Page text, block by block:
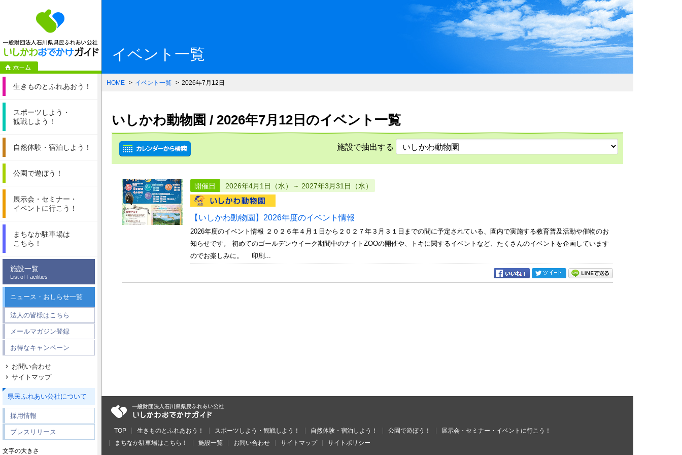
一般財団法人石川県県民ふれあい公社 いしかわおでかけガイド
生きものとふれあおう！
スポーツしよう・
観戦しよう！
自然体験・ 宿泊しよう！
公園で遊ぼう！
展示会・セミナー・
イベントに行こう！
まちなか駐車場は
こちら！
施設一覧
List of Facilities
ニュース・おしらせ一覧
法人の皆様はこちら
メールマガジン登録
お得なキャンペーン
お問い合わせ
サイトマップ
県民ふれあい公社について
採用情報
プレスリリース
文字の大きさ
イベント一覧
HOME イベント一覧 2026年7月12日
いしかわ動物園 / 2026年7月12日のイベント一覧
施設で抽出する
開催日 2026年4月1日（水）～ 2027年3月31日（水）
【いしかわ動物園】2026年度のイベント情報
2026年度のイベント情報 ２０２６年４月１日から２０２７年３月３１日までの間に予定されている、園内で実施する教育普及活動や催物のお
知らせです。 初めてのゴールデンウイーク期間中のナイトZOOの開催や、トキに関するイベントなど、たくさんのイベントを企画しています
のでお楽しみに。 印刷...
TOP 生きものとふれあおう！ スポーツしよう・観戦しよう！ 自然体験・宿泊しよう！ 公園で遊ぼう！
展示会・セミナー・イベントに行こう！
まちなか駐車場はこちら！
施設一覧 お問い合わせ サイトマップ サイトポリシー